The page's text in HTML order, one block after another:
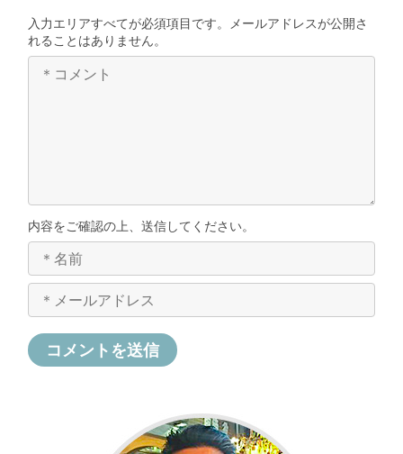
入力エリアすべてが必須項目です。メールアドレスが公開さ
れることはありません。
内容をご確認の上、送信してください。